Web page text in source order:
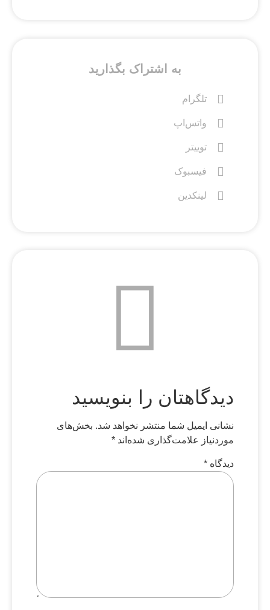
به اشتراک بگذارید
تلگرام
واتس‌اپ
توییتر
فیسبوک
لینکدین
دیدگاهتان را بنویسید
نشانی ایمیل شما منتشر نخواهد شد. بخش‌های
موردنیاز علامت‌گذاری شده‌اند *
دیدگاه *